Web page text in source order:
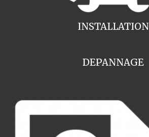
INSTALLATION
DEPANNAGE